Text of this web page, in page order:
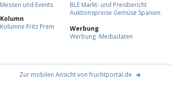
Messen und Events
Kolumn
Kolumne Fritz Prem
BLE Markt- und Preisbericht
Auktionspreise Gemüse Spanien
Werbung
Werbung -Mediadaten
Zur mobilen Ansicht von fruchtportal.de